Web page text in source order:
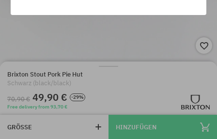
Brixton Stout Pork Pie Hut
Schwarz (black/black)
70,90 € 49,90 €
-29%
Free delivery from 93,70 €
GRÖSSE HINZUFÜGEN